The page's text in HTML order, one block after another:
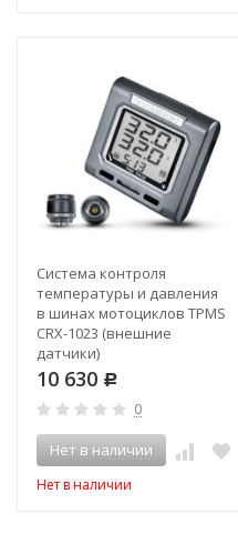
Система контроля
температуры и давления
в шинах мотоциклов TPMS
CRX-1023 (внешние
датчики)
10 630 Р
0
Нет в наличии
Нет в наличии